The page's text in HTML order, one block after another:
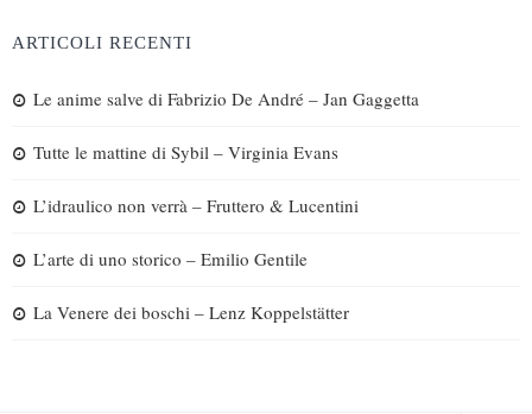
ARTICOLI RECENTI
Le anime salve di Fabrizio De André – Jan Gaggetta
Tutte le mattine di Sybil – Virginia Evans
L’idraulico non verrà – Fruttero & Lucentini
L’arte di uno storico – Emilio Gentile
La Venere dei boschi – Lenz Koppelstätter